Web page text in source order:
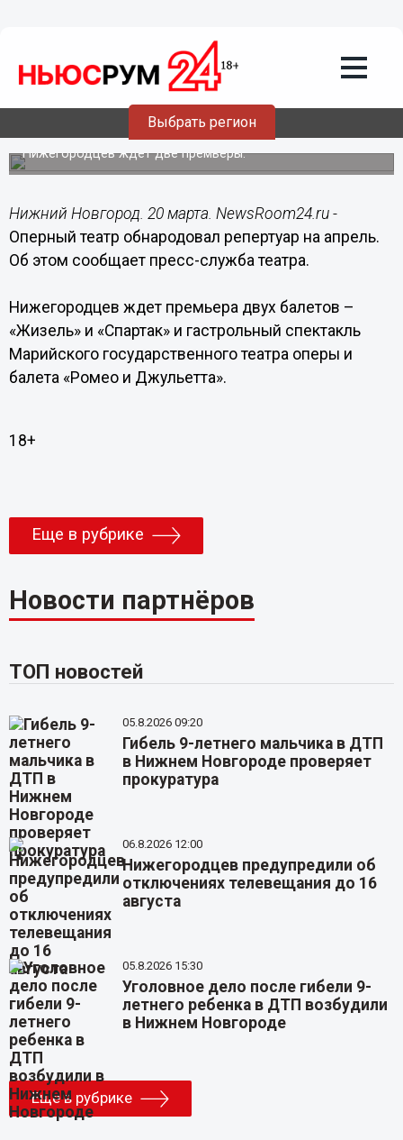
Выбрать регион
20.03.201715:52
Оперный театр обнародовал репертуар
Нижегородцев ждет две премьеры.
Нижний Новгород. 20 марта. NewsRoom24.ru -
Оперный театр обнародовал репертуар на апрель.
Об этом сообщает пресс-служба театра.
Нижегородцев ждет премьера двух балетов –
«Жизель» и «Спартак» и гастрольный спектакль
Марийского государственного театра оперы и
балета «Ромео и Джульетта».
18+
Еще в рубрике
Новости партнёров
ТОП новостей
05.8.2026 09:20
Гибель 9-летнего мальчика в ДТП
в Нижнем Новгороде проверяет
прокуратура
06.8.2026 12:00
Нижегородцев предупредили об
отключениях телевещания до 16
августа
05.8.2026 15:30
Уголовное дело после гибели 9-
летнего ребенка в ДТП возбудили
в Нижнем Новгороде
Еще в рубрике